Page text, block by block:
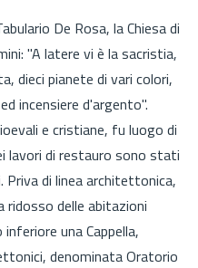
De Rosa, la Chiesa di
"A latere vi è la sacristia,
dieci pianete di vari colori,
incensiere d'argento".
e cristiane, fu luogo di
lavori di restauro sono stati
di linea architettonica,
ridosso delle abitazioni
una Cappella,
denominata Oratorio